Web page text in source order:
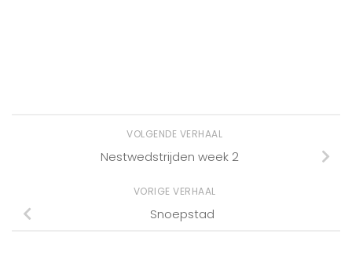
VOLGENDE VERHAAL
Nestwedstrijden week 2
VORIGE VERHAAL
Snoepstad